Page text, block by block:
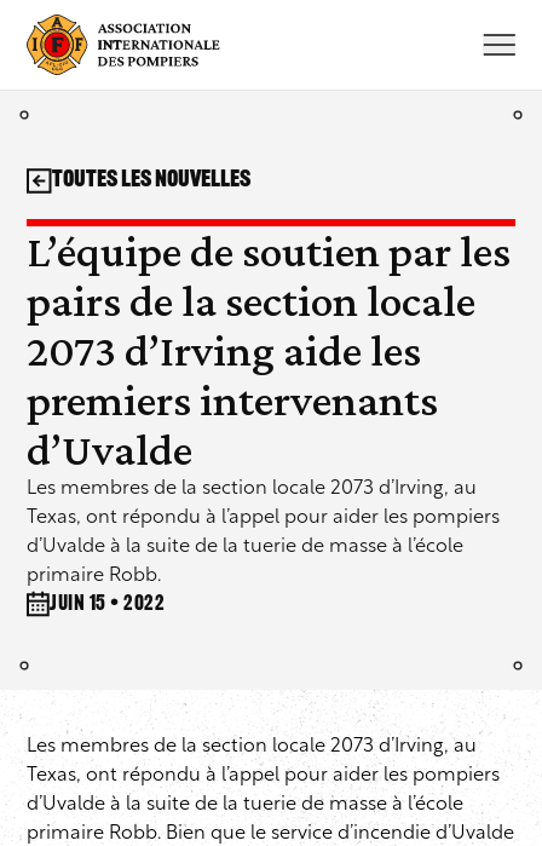
contenu
L’équipe de soutien par les
pairs de la section locale
2073 d’Irving aide les
premiers intervenants
d’Uvalde
Les membres de la section locale 2073 d’Irving, au
Texas, ont répondu à l’appel pour aider les pompiers
d’Uvalde à la suite de la tuerie de masse à l’école
primaire Robb.
juin 15 • 2022
Toutes les nouvelles
Les membres de la section locale 2073 d’Irving, au
Texas, ont répondu à l’appel pour aider les pompiers
d’Uvalde à la suite de la tuerie de masse à l’école
primaire Robb. Bien que le service d’incendie d’Uvalde